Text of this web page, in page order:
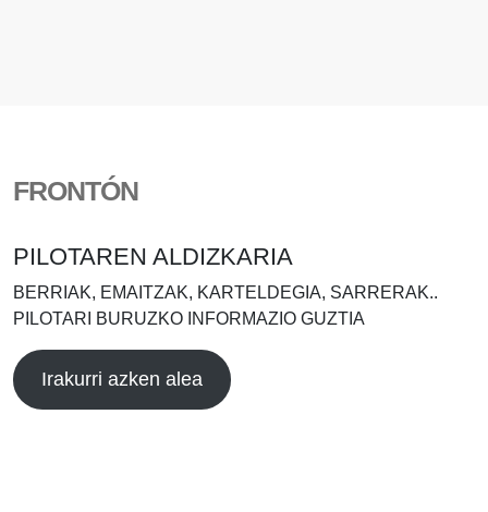
FRONTÓN
PILOTAREN ALDIZKARIA
BERRIAK, EMAITZAK, KARTELDEGIA, SARRERAK..
PILOTARI BURUZKO INFORMAZIO GUZTIA
Irakurri azken alea